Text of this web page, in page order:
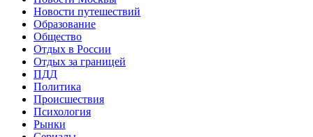
Новости путешествий
Образование
Общество
Отдых в России
Отдых за границей
ПДД
Политика
Происшествия
Психология
Рынки